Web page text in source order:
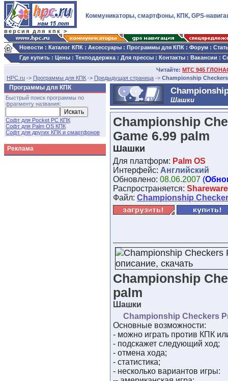
версия для кпк >
Коммуникаторы, смартфоны, КПК, GPS-
Новости : Каталог КПК : Аксессуары : Программы для КПК : Форум :
Где купить : Цены : Техподдержка : Для прессы : Контакты : Вакансии :
Читайте: МТС 945
HPC.ru -> Программы для КПК -> Предыдущая страница -> Championship
Программы для КПК
Быстрый поиск программы по
фрагменту названия:
Софт для Pocket PC КПК
Софт для Palm OS КПК
Софт для других КПК и смартфонов
Реклама
Шашки
Championship
Game 6.99 palm
Шашки
Для платформ: Palm OS
Интерфейс: Английский
Обновлено: 08.06.2007 (
Распространяется: Shareware
Файл: Championship
Championship
palm
Шашки
Championship Checkers
Основные возможности:
- можно играть против КПК
- подскажет следующий ход;
- отмена хода;
- статистика;
- несколько вариантов игры: